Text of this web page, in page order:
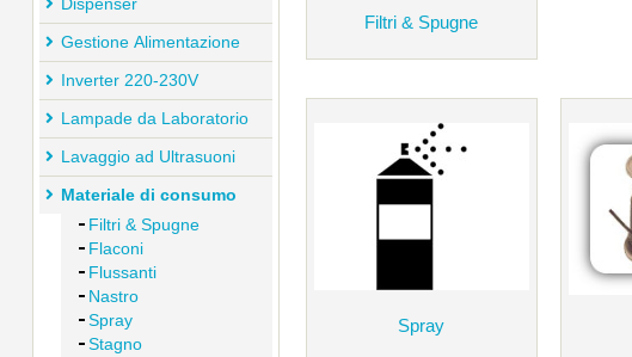
Dispenser
Gestione Alimentazione
Inverter 220-230V
Lampade da Laboratorio
Lavaggio ad Ultrasuoni
Materiale di consumo
Filtri & Spugne
Flaconi
Flussanti
Nastro
Spray
Stagno
Filtri & Spugne
Spray